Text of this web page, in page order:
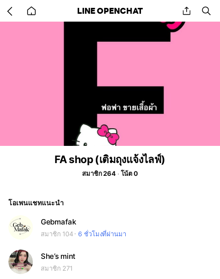
back
to
LINE OPENCHAT share
FA shop (เติมถุงแจ้งไลฟ์)
สมาชิก 264 โน้ต 0
โอเพนแชทแนะนำ
Gebmafak
สมาชิก 104 6 ชั่วโมงที่ผ่านมา
She’s mint
สมาชิก 271